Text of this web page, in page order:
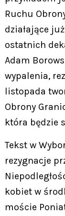
Ruchu
działające
ostatnich
Adam
wypalenia,
listopada
Obrony
która będzie
Tekst w
rezygnacje
kobiet w
moście